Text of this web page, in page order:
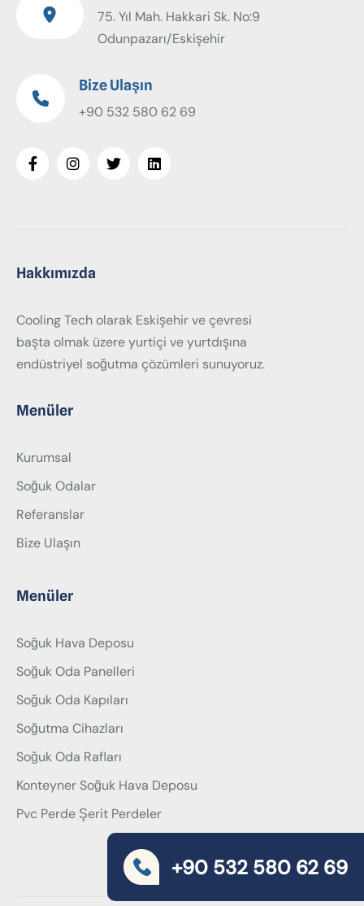
75. Yıl Mah. Hakkari Sk. No:9
Odunpazarı/Eskişehir
Bize Ulaşın
+90 532 580 62 69
Hakkımızda
Cooling Tech olarak Eskişehir ve çevresi
başta olmak üzere yurtiçi ve yurtdışına
endüstriyel soğutma çözümleri sunuyoruz.
Menüler
Kurumsal
Soğuk Odalar
Referanslar
Bize Ulaşın
Menüler
Soğuk Hava Deposu
Soğuk Oda Panelleri
Soğuk Oda Kapıları
Soğutma Cihazları
Soğuk Oda Rafları
Konteyner Soğuk Hava Deposu
Pvc Perde Şerit Perdeler
+90 532 580 62 69